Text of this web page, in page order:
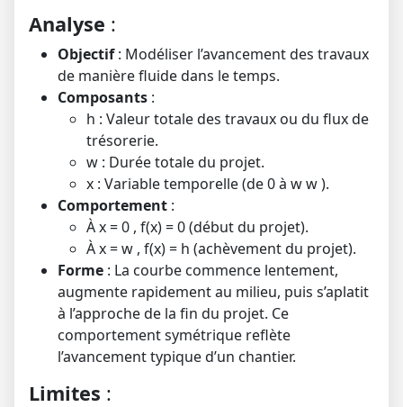
Analyse :
Objectif: Modéliser l’avancement des travaux
de manière fluide dans le temps.
Composants :
h : Valeur totale des travaux ou du flux de
trésorerie.
w : Durée totale du projet.
x : Variable temporelle (de 0 à ww).
Comportement :
Àx = 0 , f(x) = 0(début du projet).
Àx = w , f(x) = h (achèvement du projet).
Forme : La courbe commence lentement,
augmente rapidement au milieu, puis s’aplatit
à l’approche de la fin du projet. Ce
comportement symétrique reflète
l’avancement typique d’un chantier.
Limites :